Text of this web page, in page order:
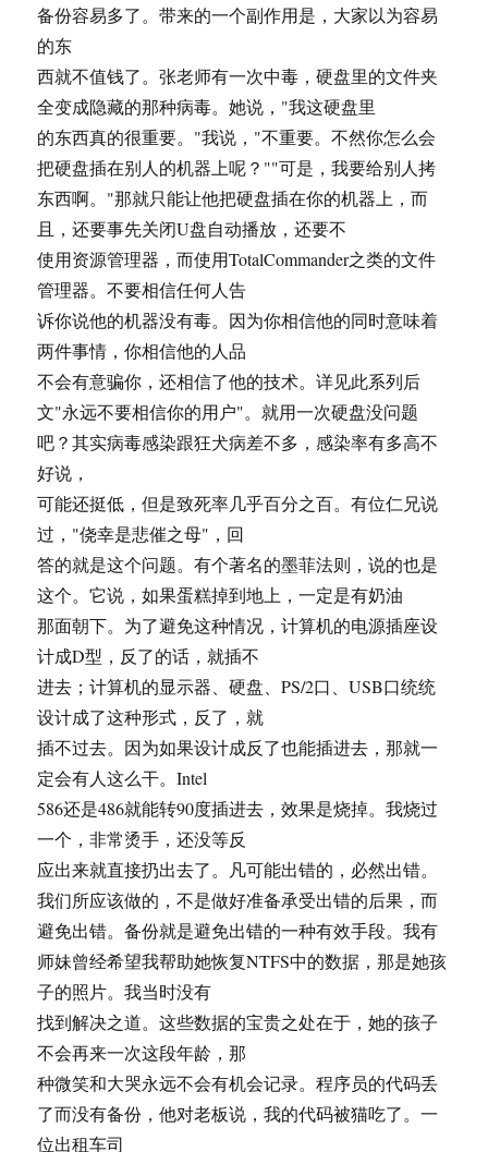
备份容易多了。带来的一个副作用是，大家以为容易
的东
西就不值钱了。张老师有一次中毒，硬盘里的文件夹
全变成隐藏的那种病毒。她说，"我这硬盘里
的东西真的很重要。"我说，"不重要。不然你怎么会
把硬盘插在别人的机器上呢？""可是，我要给别人拷
东西啊。"那就只能让他把硬盘插在你的机器上，而
且，还要事先关闭U盘自动播放，还要不
使用资源管理器，而使用TotalCommander之类的文件
管理器。不要相信任何人告
诉你说他的机器没有毒。因为你相信他的同时意味着
两件事情，你相信他的人品
不会有意骗你，还相信了他的技术。详见此系列后
文"永远不要相信你的用户"。就用一次硬盘没问题
吧？其实病毒感染跟狂犬病差不多，感染率有多高不
好说，
可能还挺低，但是致死率几乎百分之百。有位仁兄说
过，"侥幸是悲催之母"，回
答的就是这个问题。有个著名的墨菲法则，说的也是
这个。它说，如果蛋糕掉到地上，一定是有奶油
那面朝下。为了避免这种情况，计算机的电源插座设
计成D型，反了的话，就插不
进去；计算机的显示器、硬盘、PS/2口、USB口统统
设计成了这种形式，反了，就
插不过去。因为如果设计成反了也能插进去，那就一
定会有人这么干。Intel
586还是486就能转90度插进去，效果是烧掉。我烧过
一个，非常烫手，还没等反
应出来就直接扔出去了。凡可能出错的，必然出错。
我们所应该做的，不是做好准备承受出错的后果，而
避免出错。备份就是避免出错的一种有效手段。我有
师妹曾经希望我帮助她恢复NTFS中的数据，那是她孩
子的照片。我当时没有
找到解决之道。这些数据的宝贵之处在于，她的孩子
不会再来一次这段年龄，那
种微笑和大哭永远不会有机会记录。程序员的代码丢
了而没有备份，他对老板说，我的代码被猫吃了。一
位出租车司